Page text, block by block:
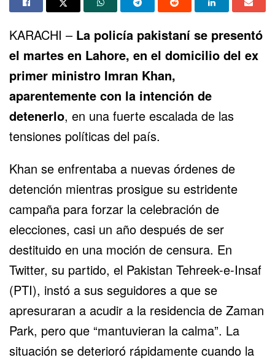
KARACHI – La policía pakistaní se presentó
el martes en Lahore, en el domicilio del ex
primer ministro Imran Khan,
aparentemente con la intención de
detenerlo, en una fuerte escalada de las
tensiones políticas del país.
Khan se enfrentaba a nuevas órdenes de
detención mientras prosigue su estridente
campaña para forzar la celebración de
elecciones, casi un año después de ser
destituido en una moción de censura. En
Twitter, su partido, el Pakistan Tehreek-e-Insaf
(PTI), instó a sus seguidores a que se
apresuraran a acudir a la residencia de Zaman
Park, pero que “mantuvieran la calma”. La
situación se deterioró rápidamente cuando la